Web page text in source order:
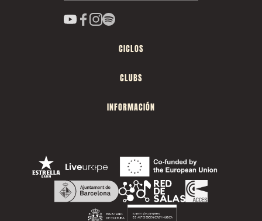
CICLOS
CLUBS
INFORMACIÓN